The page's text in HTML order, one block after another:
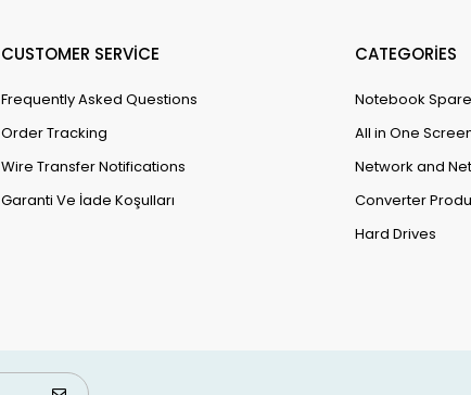
CUSTOMER SERVİCE
Frequently Asked Questions
Order Tracking
Wire Transfer Notifications
Garanti Ve İade Koşulları
CATEGORİES
Notebook
All in One
Network and
Converter
Hard Drives